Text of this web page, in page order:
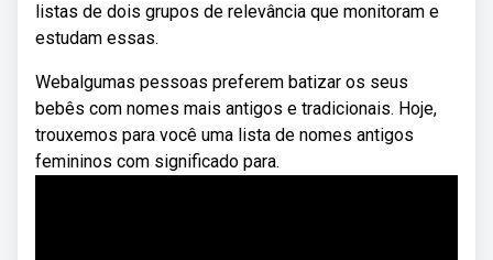
listas de dois grupos de relevância que monitoram e
estudam essas.
Webalgumas pessoas preferem batizar os seus
bebês com nomes mais antigos e tradicionais. Hoje,
trouxemos para você uma lista de nomes antigos
femininos com significado para.